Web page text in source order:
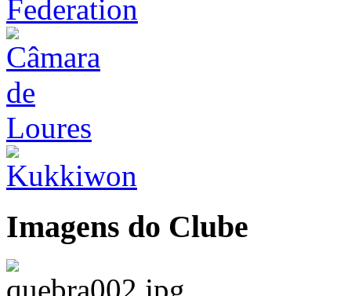
Imagens do Clube